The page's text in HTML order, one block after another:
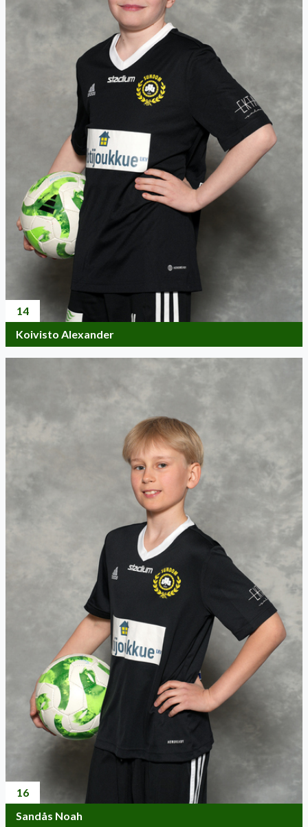
14
Koivisto Alexander
16
Sandås Noah